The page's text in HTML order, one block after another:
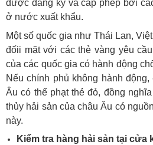
được đăng ký và cấp phép bởi
ở nước xuất khẩu.
Một số quốc gia như Thái Lan,
đốii mặt với các thẻ vàng yêu
của các quốc gia có hành động
Nếu chính phủ không hành
Âu có thể phạt thẻ đỏ, đồng
thủy hải sản của châu Âu có
này.
Kiểm tra hàng hải sản tại cửa